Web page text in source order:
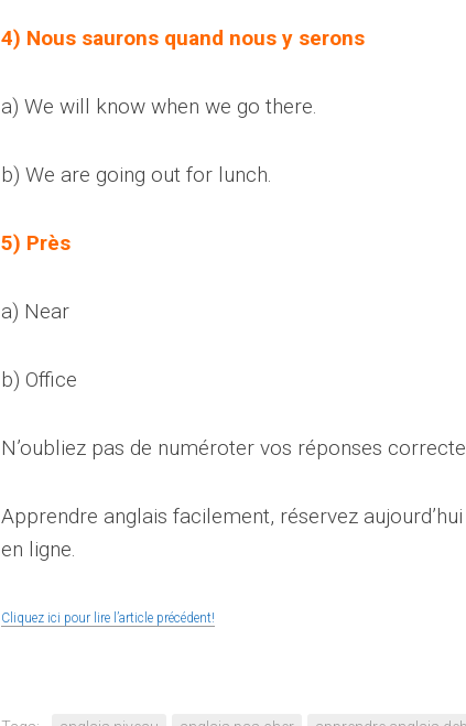
4) Nous saurons quand nous y serons
a) We will know when we go there.
b) We are going out for lunch.
5) Près
a) Near
b) Office
N’oubliez pas de numéroter vos réponses
Apprendre anglais facilement, réservez
en ligne.
Cliquez ici pour lire l’article précédent!